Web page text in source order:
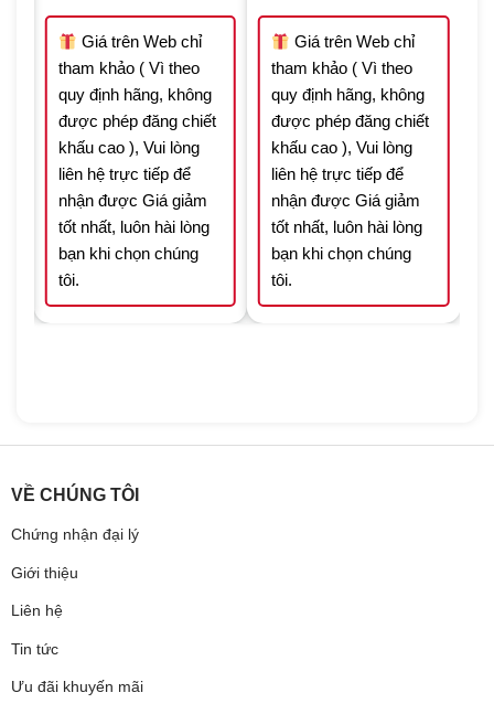
3.192.000 ₫.
2.234.400 ₫.
Giá trên Web chỉ
tham khảo ( Vì theo
quy định hãng, không
được phép đăng chiết
khấu cao ), Vui lòng
liên hệ trực tiếp để
nhận được Giá giảm
tốt nhất, luôn hài lòng
bạn khi chọn chúng
tôi.
3.156.000 ₫.
2.209.000 ₫.
Giá trên Web chỉ
tham khảo ( Vì theo
quy định hãng, không
được phép đăng chiết
khấu cao ), Vui lòng
liên hệ trực tiếp để
nhận được Giá giảm
tốt nhất, luôn hài lòng
bạn khi chọn chúng
tôi.
VỀ CHÚNG TÔI
Chứng nhận đại lý
Giới thiệu
Liên hệ
Tin tức
Ưu đãi khuyến mãi